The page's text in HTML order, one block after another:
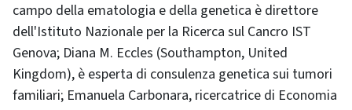
campo della ematologia e della genetica è direttore
dell'Istituto Nazionale per la Ricerca sul Cancro IST
Genova; Diana M. Eccles (Southampton, United
Kingdom), è esperta di consulenza genetica sui tumori
familiari; Emanuela Carbonara, ricercatrice di Economia